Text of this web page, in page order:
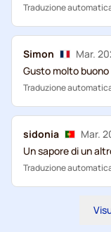
Traduzione
Simon
Mar.
Gusto molto buono
Traduzione
sidonia
Mar.
Un sapore di un
Traduzione